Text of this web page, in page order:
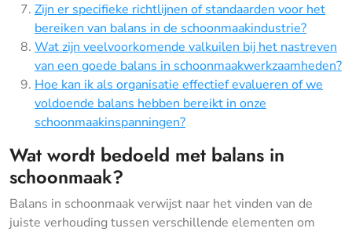
Zijn er specifieke richtlijnen of standaarden voor het
bereiken van balans in de schoonmaakindustrie?
Wat zijn veelvoorkomende valkuilen bij het nastreven
van een goede balans in schoonmaakwerkzaamheden?
Hoe kan ik als organisatie effectief evalueren of we
voldoende balans hebben bereikt in onze
schoonmaakinspanningen?
Wat wordt bedoeld met balans in
schoonmaak?
Balans in schoonmaak verwijst naar het vinden van de
juiste verhouding tussen verschillende elementen om